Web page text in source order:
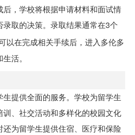
后，学校将根据申请材料和面试情
取的决策。录取结果通常在3个
以在完成相关手续后，进入多伦多
活。
提供全面的服务。学校为留学生
、社交活动和多样化的校园文化
为留学生提供住宿、医疗和保险